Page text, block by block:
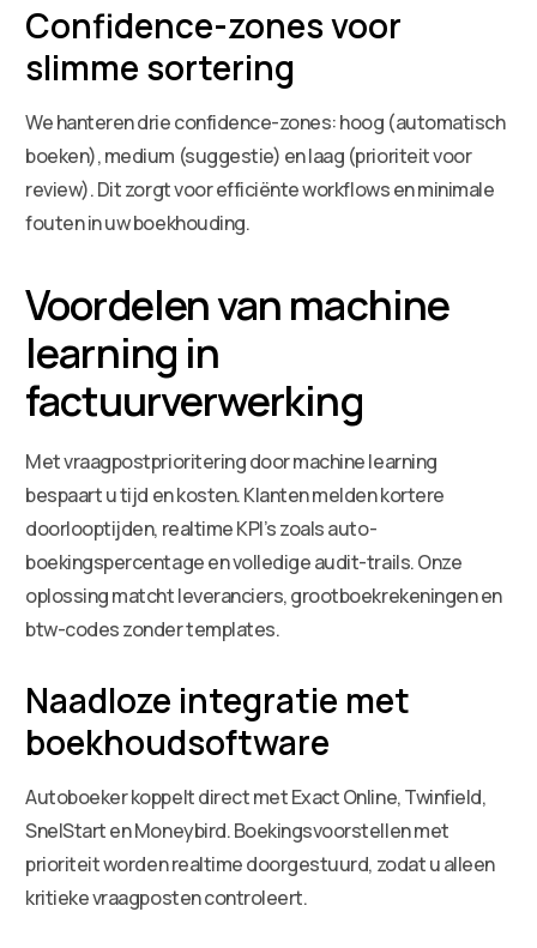
Confidence-zones voor
slimme sortering
We hanteren drie confidence-zones: hoog (automatisch
boeken), medium (suggestie) en laag (prioriteit voor
review). Dit zorgt voor efficiënte workflows en minimale
fouten in uw boekhouding.
Voordelen van machine
learning in
factuurverwerking
Met vraagpostprioritering door machine learning
bespaart u tijd en kosten. Klanten melden kortere
doorlooptijden, realtime KPI’s zoals auto-
boekingspercentage en volledige audit-trails. Onze
oplossing matcht leveranciers, grootboekrekeningen en
btw-codes zonder templates.
Naadloze integratie met
boekhoudsoftware
Autoboeker koppelt direct met Exact Online, Twinfield,
SnelStart en Moneybird. Boekingsvoorstellen met
prioriteit worden realtime doorgestuurd, zodat u alleen
kritieke vraagposten controleert.